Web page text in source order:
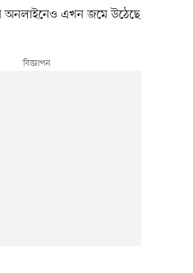
অনলাইনেও এখন জমে উঠেছে